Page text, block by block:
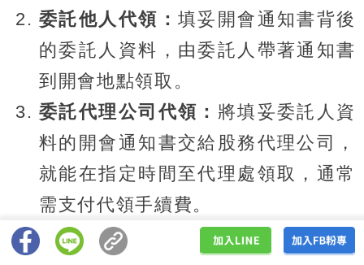
委託他人代領： 填妥開會通知書背後
的委託人資料，由委託人帶著通知書
到開會地點領取。
委託代理公司代領： 將填妥委託人資
料的開會通知書交給股務代理公司，
就能在指定時間至代理處領取，通常
需支付代領手續費。